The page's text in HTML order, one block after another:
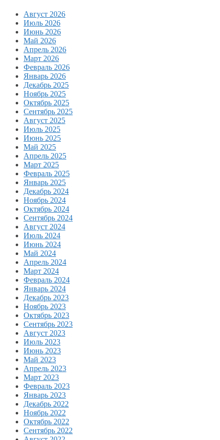
Август 2026
Июль 2026
Июнь 2026
Май 2026
Апрель 2026
Март 2026
Февраль 2026
Январь 2026
Декабрь 2025
Ноябрь 2025
Октябрь 2025
Сентябрь 2025
Август 2025
Июль 2025
Июнь 2025
Май 2025
Апрель 2025
Март 2025
Февраль 2025
Январь 2025
Декабрь 2024
Ноябрь 2024
Октябрь 2024
Сентябрь 2024
Август 2024
Июль 2024
Июнь 2024
Май 2024
Апрель 2024
Март 2024
Февраль 2024
Январь 2024
Декабрь 2023
Ноябрь 2023
Октябрь 2023
Сентябрь 2023
Август 2023
Июль 2023
Июнь 2023
Май 2023
Апрель 2023
Март 2023
Февраль 2023
Январь 2023
Декабрь 2022
Ноябрь 2022
Октябрь 2022
Сентябрь 2022